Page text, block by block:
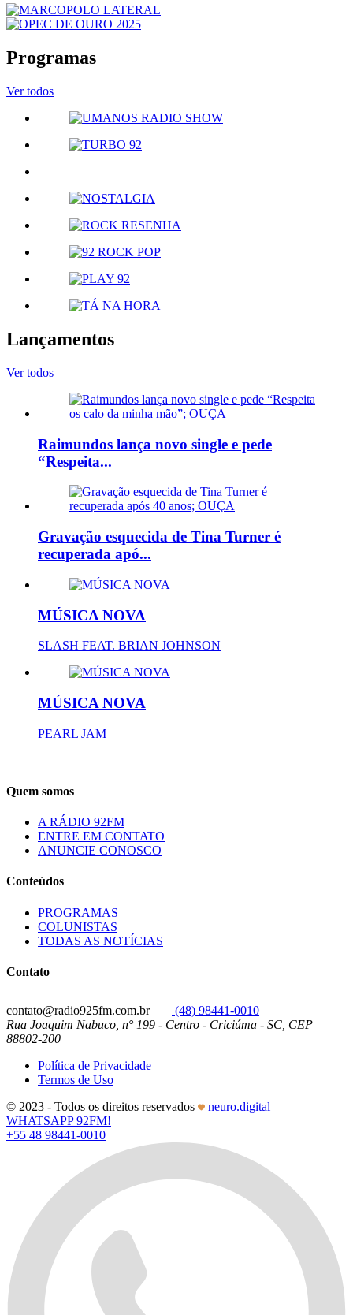
Programas
Ver todos
Lançamentos
Ver todos
Raimundos lança novo single e pede
“Respeita...
Gravação esquecida de Tina Turner é
recuperada apó...
MÚSICA NOVA
SLASH FEAT. BRIAN JOHNSON
MÚSICA NOVA
PEARL JAM
Quem somos
A RÁDIO 92FM
ENTRE EM CONTATO
ANUNCIE CONOSCO
Conteúdos
PROGRAMAS
COLUNISTAS
TODAS AS NOTÍCIAS
Contato
contato@radio925fm.com.br
(48) 98441-0010
Rua Joaquim Nabuco, n° 199 - Centro - Criciúma - SC, CEP
88802-200
Política de Privacidade
Termos de Uso
© 2023 - Todos os direitos reservados
neuro.digital
WHATSAPP 92FM!
+55 48 98441-0010